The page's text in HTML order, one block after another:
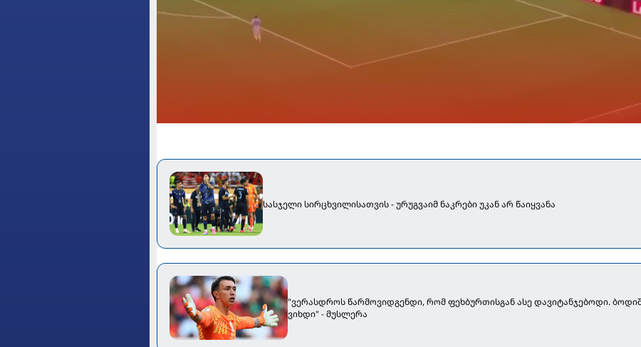
სასჯელი სირცხვილისათვის - ურუგვაიმ ნაკრები უკან არ წაიყვანა
"ვერასდროს წარმოვიდგენდი, რომ ფეხბურთისგან ასე დავიტანჯებოდი.
ვიხდი" - მუსლერა